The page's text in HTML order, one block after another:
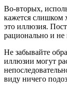
Во-вторых,
кажется слишком
это иллюзия.
рационально и
Не забывайте
иллюзии могут
виду ничего